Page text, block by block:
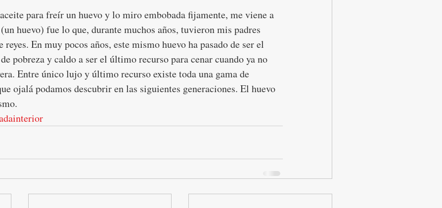
para freír un huevo y lo miro embobada fijamente, me viene a
huevo) fue lo que, durante muchos años, tuvieron mis padres
En muy pocos años, este mismo huevo ha pasado de ser el
pobreza y caldo a ser el último recurso para cenar cuando ya no
Entre único lujo y último recurso existe toda una gama de
ojalá podamos descubrir en las siguientes generaciones. El huevo